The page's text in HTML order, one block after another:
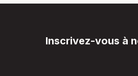
Inscrivez-vous à